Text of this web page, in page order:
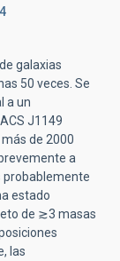
galaxias
50 veces. Se
a un
J1149
de 2000
a
probablemente
estado
de ≳3 masas
las